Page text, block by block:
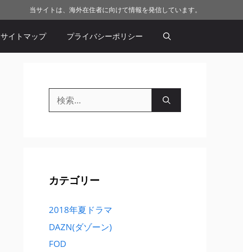
当サイトは、海外在住者に向けて情報を発信しています。
サイトマップ プライバシーポリシー
索:
カテゴリー
2018年夏ドラマ
DAZN(ダゾーン)
FOD